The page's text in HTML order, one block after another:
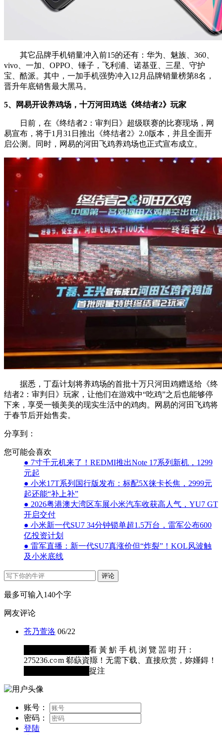
其它品牌手机销量冲入前15的还有：华为、魅族、360、
vivo、一加、OPPO、锤子，飞利浦、诺基亚、三星、守护
宝、酷派。其中，一加手机强势冲入12月品牌销量榜第8名，
晋升年底销售最大黑马。
5、网易开设养鸡场，十万河田鸡送《终结者2》玩家
日前，在《终结者2：审判日》超级联赛的比赛现场，网
易宣布，将于1月31日推出《终结者2》2.0版本，并且全面开
启公测。同时，网易的河田飞鸡养鸡场也正式宣布成立。
据悉，丁磊计划将养鸡场的首批十万只河田鸡赠送给《终
结者2：审判日》玩家，让他们在游戏中“吃鸡”之后也能够停
下来，享受一顿美美的现实生活中的鸡肉。网易的河田飞鸡将
于春节后开始售卖。
分享到：
您可能会喜欢
● 7寸千元机来了！REDMI推出Note 17系列新机，1299
元起
● 小米17T系列国行版发布：标配5X徕卡长焦，2999元
起还能“补上补”
● 2026粤港澳大湾区车展小米汽车收获高人气，YU7 GT
开启交付
● 小米新一代SU7 34分钟锁单超1.5万台，雷军公布600
亿投资计划
● 雷军直播：新一代SU7真涨价但“炸裂”！KOL风波触
及小米底线
评论
最多可输入140个字
网友评论
苍乃萱洛 06/22
████████████看 黃 魸 手 机 浏 覽 噐 咑 幵：
275236.c○m 郗蒛資羱！无需下载、直接欣赏，妳嬞鍀！
████████████捉注
账号：
密码：
登陆